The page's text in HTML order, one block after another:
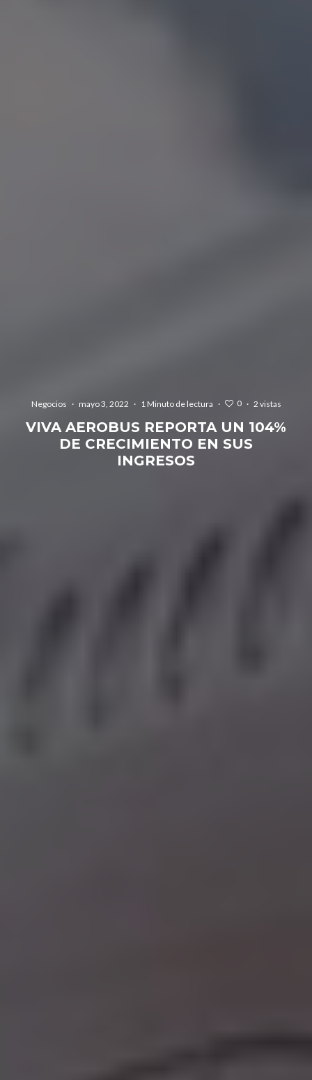
Negocios · mayo 3, 2022 · 1 Minuto de lectura · 0 · 2 vistas
VIVA AEROBUS REPORTA UN 104%
DE CRECIMIENTO EN SUS
INGRESOS